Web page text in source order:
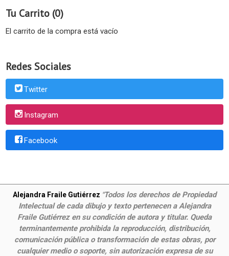
Tu Carrito (0)
El carrito de la compra está vacío
Redes Sociales
Twitter
Instagram
Facebook
Alejandra Fraile Gutiérrez "Todos los derechos de Propiedad
Intelectual de cada dibujo y texto pertenecen a Alejandra
Fraile Gutiérrez en su condición de autora y titular. Queda
terminantemente prohibida la reproducción, distribución,
comunicación pública o transformación de estas obras, por
cualquier medio o soporte, sin autorización expresa de su